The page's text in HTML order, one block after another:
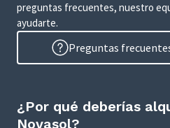
preguntas frecuentes, nuestro
ayudarte.
Preguntas
¿Por qué deberías
Novasol?